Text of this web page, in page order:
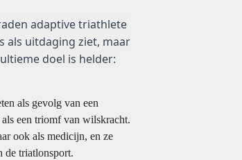
adaptivetriathlete
als uitdaging ziet, maar
doel is helder:
als gevolg van een
een triomf van wilskracht.
ook als medicijn, en ze
de triatlonsport.